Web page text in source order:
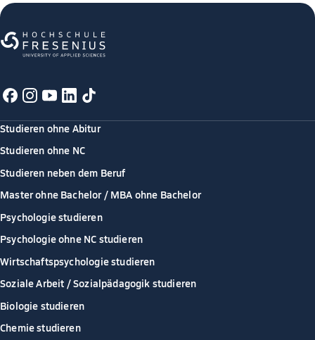
Studieren ohne Abitur
Studieren ohne NC
Studieren neben dem Beruf
Master ohne Bachelor / MBA ohne Bachelor
Psychologie studieren
Psychologie ohne NC studieren
Wirtschaftspsychologie studieren
Soziale Arbeit / Sozialpädagogik studieren
Biologie studieren
Chemie studieren